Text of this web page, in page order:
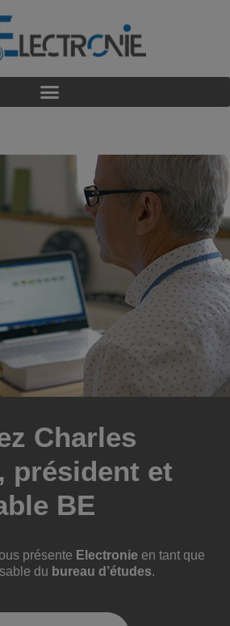
Charles
président et
BE
présente Electronie en tant que
du bureau d’études.